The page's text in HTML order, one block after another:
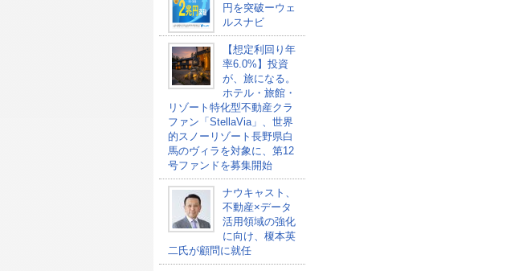
円を突破ーウェ
ルスナビ
【想定利回り年
率6.0%】投資
が、旅になる。
ホテル・旅館・
リゾート特化型不動産クラ
ファン「StellaVia」、世界
的スノーリゾート長野県白
馬のヴィラを対象に、第12
号ファンドを募集開始
ナウキャスト、
不動産×データ
活用領域の強化
に向け、榎本英
二氏が顧問に就任